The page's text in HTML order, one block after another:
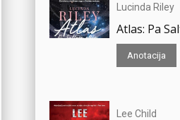
Lucinda Riley
Atlas: Pa
Anotacija
Lee Child